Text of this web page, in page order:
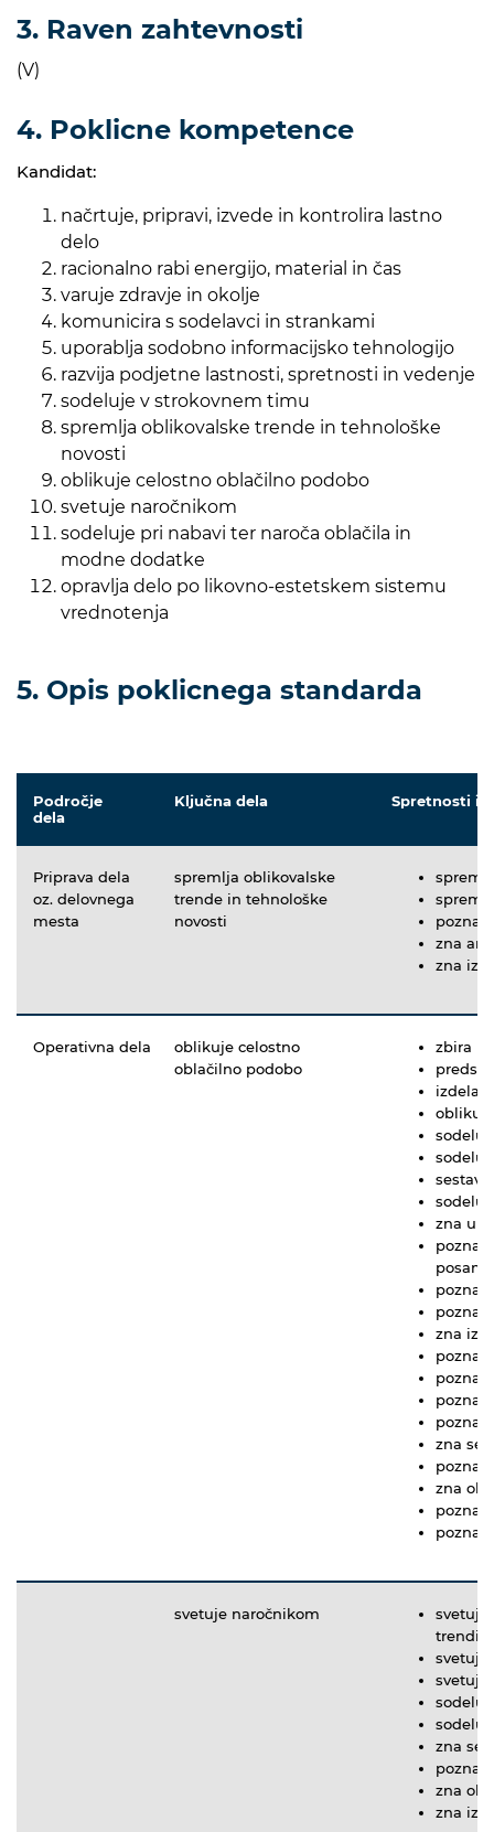
3. Raven zahtevnosti
(V)
4. Poklicne kompetence
Kandidat:
načrtuje, pripravi, izvede in kontrolira lastno
delo
racionalno rabi energijo, material in čas
varuje zdravje in okolje
komunicira s sodelavci in strankami
uporablja sodobno informacijsko tehnologijo
razvija podjetne lastnosti, spretnosti in vedenje
sodeluje v strokovnem timu
spremlja oblikovalske trende in tehnološke
novosti
oblikuje celostno oblačilno podobo
svetuje naročnikom
sodeluje pri nabavi ter naroča oblačila in
modne dodatke
opravlja delo po likovno-estetskem sistemu
vrednotenja
5. Opis poklicnega standarda
Področje
dela
Ključna dela Spretnosti in
Priprava dela
oz. delovnega
mesta
spremlja oblikovalske
trende in tehnološke
novosti
pozna
zna
zna
Operativna dela
oblikuje celostno
oblačilno podobo
zbira
izdela
zna
pozna
pozna
pozna
zna
pozna
pozna
pozna
pozna
zna
pozna
zna
pozna
pozna
svetuje naročnikom
svetuje
trendi
svetuje
svetuje
zna
pozna
zna
zna